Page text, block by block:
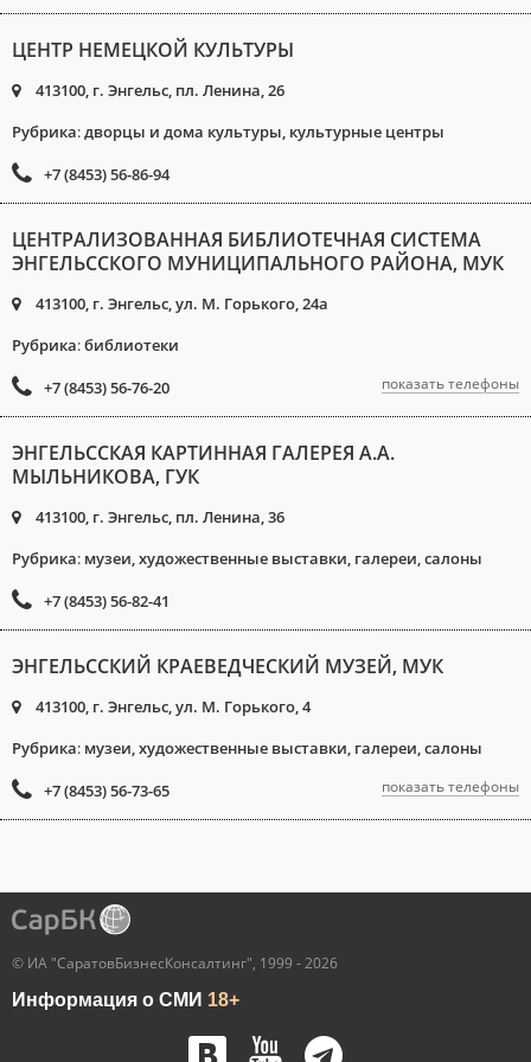
ЦЕНТР НЕМЕЦКОЙ КУЛЬТУРЫ
413100, г. Энгельс, пл. Ленина, 26
Рубрика:дворцы и дома культуры, культурные центры
+7 (8453) 56-86-94
ЦЕНТРАЛИЗОВАННАЯ БИБЛИОТЕЧНАЯ СИСТЕМА
ЭНГЕЛЬССКОГО МУНИЦИПАЛЬНОГО РАЙОНА, МУК
413100, г. Энгельс, ул. М. Горького, 24а
Рубрика:библиотеки
+7 (8453) 56-76-20
показать телефоны
ЭНГЕЛЬССКАЯ КАРТИННАЯ ГАЛЕРЕЯ А.А.
МЫЛЬНИКОВА, ГУК
413100, г. Энгельс, пл. Ленина, 36
Рубрика: музеи, художественные выставки, галереи, салоны
+7 (8453) 56-82-41
ЭНГЕЛЬССКИЙ КРАЕВЕДЧЕСКИЙ МУЗЕЙ, МУК
413100, г. Энгельс, ул. М. Горького, 4
Рубрика: музеи, художественные выставки, галереи, салоны
+7 (8453) 56-73-65
показать телефоны
© ИА "СаратовБизнесКонсалтинг", 1999 - 2026
Информация о СМИ 18+